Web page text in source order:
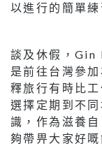
以進行的簡單練
談及休假，Gin
是前往台灣參
釋旅行有時比
選擇定期到不
識，作為滋養
夠帶畀大家好